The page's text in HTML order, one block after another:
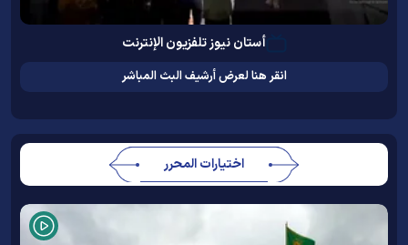
أستان نيوز تلفزيون الإنترنت
انقر هنا لعرض أرشيف البث المباشر
اختيارات المحرر